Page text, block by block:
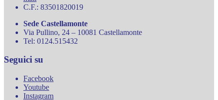
C.F.: 83501820019
Sede Castellamonte
Via Pullino, 24 – 10081 Castellamonte
Tel: 0124.515432
Seguici su
Facebook
Youtube
Instagram